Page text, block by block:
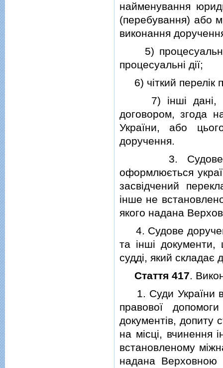
найменування
(перебування) або
виконання
5) процесуальне
процесуальнi дiї;
6) чiткий перелiк
7) iншi данi,
договором, згода
України, або
доручення.
3. Судове
оформлюється
засвiдчений
iнше не
якого надана
4. Судове
та iншi документи,
суддi, який складає
Стаття 417.
1. Суди України
правової
документiв, допиту
на мiсцi, вчинення
встановленому
надана